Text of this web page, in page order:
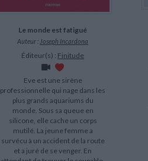
Le monde est fatigué
Auteur : Joseph Incardona
Éditeur(s) : Finitude
Eve est une sirène
professionnelle qui nage dans les
plus grands aquariums du
monde. Sous sa queue en
silicone, elle cache un corps
mutilé. La jeune femme a
survécu à un accident de la route
et a juré de se venger. En